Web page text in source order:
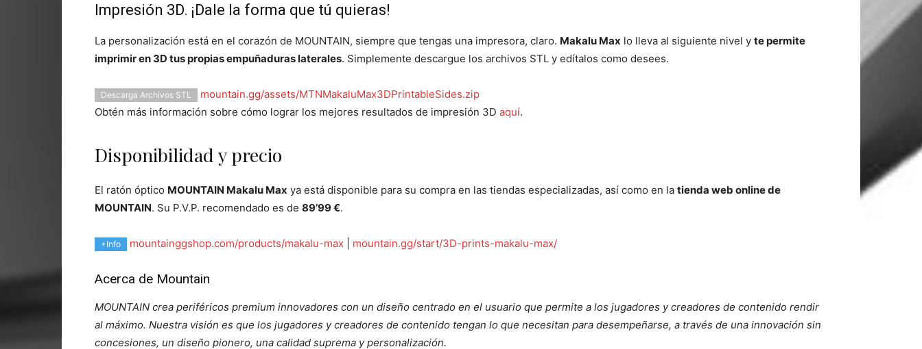
Impresión 3D. ¡Dale la forma que tú quieras!
La personalización está en el corazón de MOUNTAIN, siempre que tengas una impresora, claro. Makalu Max lo lleva al siguiente nivel y te permite
imprimir en 3D tus propias empuñaduras laterales. Simplemente descargue los archivos STL y edítalos como desees.
Descarga Archivos STL
mountain.gg/assets/MTNMakaluMax3DPrintableSides.zip
Obtén más información sobre cómo lograr los mejores resultados de impresión 3D aquí.
Disponibilidad y precio
El ratón óptico MOUNTAIN Makalu Max ya está disponible para su compra en las tiendas especializadas, así como en la tienda web online de
MOUNTAIN. Su P.V.P. recomendado es de 89’99 €.
+Info mountainggshop.com/products/makalu-max mountain.gg/start/3D-prints-makalu-max/
Acerca de Mountain
MOUNTAIN crea periféricos premium innovadores con un diseño centrado en el usuario que permite a los jugadores y creadores de contenido rendir
al máximo. Nuestra visión es que los jugadores y creadores de contenido tengan lo que necesitan para desempeñarse, a través de una innovación sin
concesiones, un diseño pionero, una calidad suprema y personalización.